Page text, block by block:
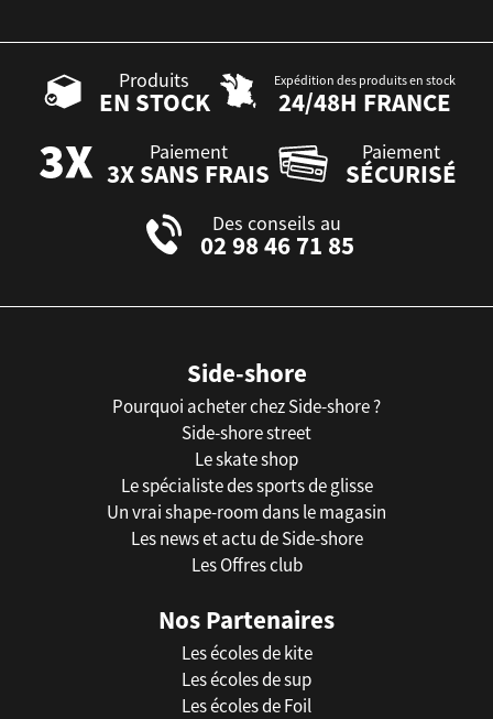
Produits
EN STOCK
Expédition des produits en stock
24/48H FRANCE
Paiement
3X SANS FRAIS
Paiement
SÉCURISÉ
Des conseils au
02 98 46 71 85
Side-shore
Pourquoi acheter chez Side-shore ?
Side-shore street
Le skate shop
Le spécialiste des sports de glisse
Un vrai shape-room dans le magasin
Les news et actu de Side-shore
Les Offres club
Nos Partenaires
Les écoles de kite
Les écoles de sup
Les écoles de Foil